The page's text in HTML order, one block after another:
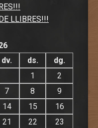
LLIBRES!!!
dv. ds.
dg.
1
2
7 8
9
14 15
16
21 22 23